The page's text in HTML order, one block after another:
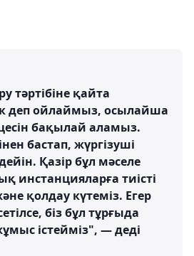
тәртібіне қайта
деп ойлаймыз, осылайша
бақылай аламыз.
бастап, жүргізуші
Қазір бұл мәселе
инстанцияларға тиісті
қолдау күтеміз. Егер
біз бұл тұрғыда
істейміз", — деді